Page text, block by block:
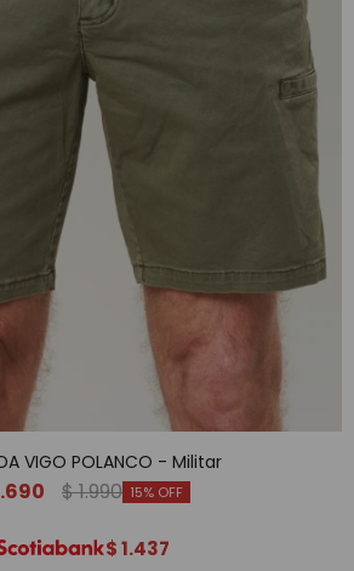
VIGO POLANCO - Militar
$1.990 15
$1.437